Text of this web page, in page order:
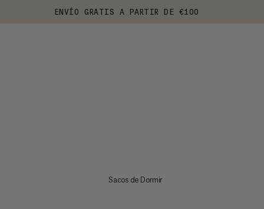
ENVÍO GRATIS A PARTIR DE €100
Sacos de Dormir